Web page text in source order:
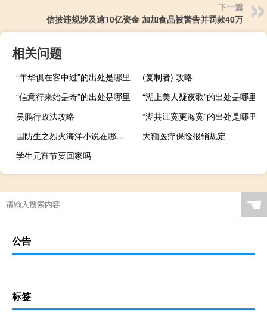
下一篇
信披违规涉及逾10亿资金 加加食品被警告并罚款40万
相关问题
“年华俱在客中过”的出处是哪里
(复制者) 攻略
“信意行来始是奇”的出处是哪里
“湖上美人疑夜歌”的出处是哪里
吴鹏行政法攻略
“湖共江宽更海宽”的出处是哪里
国防生之烈火海洋小说在哪能看到全文（国防生之烈火海洋小说）
大额医疗保险报销规定
学生元宵节要回家吗
☚
公告
标签